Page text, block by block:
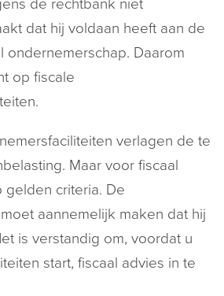
de rechtbank niet
dat hij voldaan heeft aan de
ondernemerschap. Daarom
op fiscale
verlagen de te
Maar voor fiscaal
gelden criteria. De
aannemelijk maken dat hij
is verstandig om, voordat u
start, fiscaal advies in te